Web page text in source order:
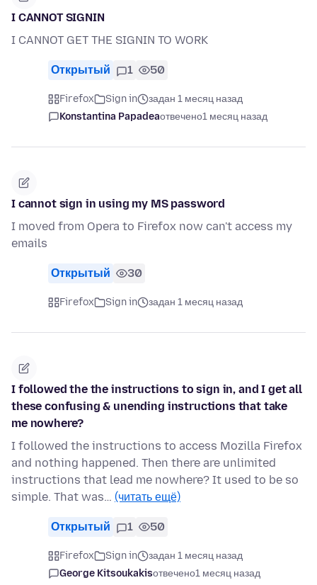
I CANNOT SIGNIN
I CANNOT GET THE SIGNIN TO WORK
Открытый 1 50
Firefox Sign in
задан 1 месяц назад
Konstantina Papadeaотвечено1 месяц назад
I cannot sign in using my MS password
I moved from Opera to Firefox now can't access my
emails
Открытый 30
Firefox Sign in задан 1 месяц назад
I followed the the instructions to sign in, and I get all
these confusing & unending instructions that take
me nowhere?
I followed the instructions to access Mozilla Firefox
and nothing happened. Then there are unlimited
instructions that lead me nowhere? It used to be so
simple. That was… (читать ещё)
Открытый 1 50
Firefox Sign in
задан 1 месяц назад
George Kitsoukakisотвечено1 месяц назад